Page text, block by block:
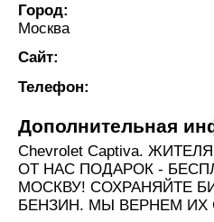
Город:
Москва
Сайт:
Телефон:
Дополнительная
Chevrolet Captiva.
ОТ НАС ПОДАРОК -
МОСКВУ! СОХРАНЯЙТЕ
БЕНЗИН. МЫ ВЕРНЕМ ИХ